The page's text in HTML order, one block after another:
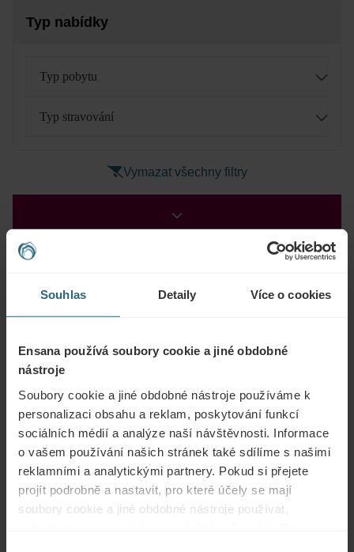
Souhlas Detaily Více o cookies
Ensana používá soubory cookie a jiné obdobné
nástroje
Soubory cookie a jiné obdobné nástroje používáme k
personalizaci obsahu a reklam, poskytování funkcí
sociálních médií a analýze naší návštěvnosti. Informace
o vašem používání našich stránek také sdílíme s našimi
reklamními a analytickými partnery. Pokud si přejete
projít podrobně a nastavit, pro které účely se mají
soubory cookie a jiné obdobné nástroje používat,
Typ nabídky
Typ pobytu
Typ stravování
Vymazat všechny filtry
-15%
PROZKOUMAT
Lázeňský léčebný pobyt - se slevou za včasnou
rezervaci
Rezervace od € 128 € 109
Min. nocí: 7